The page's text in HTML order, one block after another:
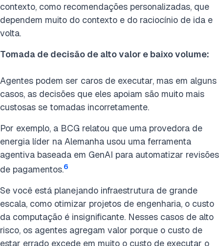
contexto, como recomendações personalizadas, que
dependem muito do contexto e do raciocínio de ida e
volta.
Tomada de decisão de alto valor e baixo volume:
Agentes podem ser caros de executar, mas em alguns
casos, as decisões que eles apoiam são muito mais
custosas se tomadas incorretamente.
Por exemplo, a BCG relatou que uma provedora de
energia líder na Alemanha usou uma ferramenta
agentiva baseada em GenAI para automatizar revisões
de pagamentos.6
Se você está planejando infraestrutura de grande
escala, como otimizar projetos de engenharia, o custo
da computação é insignificante. Nesses casos de alto
risco, os agentes agregam valor porque o custo de
estar errado excede em muito o custo de executar o